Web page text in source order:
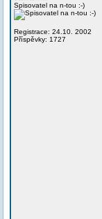
Spisovatel na n-tou :-)
Registrace: 24.10. 2002
Příspěvky: 1727